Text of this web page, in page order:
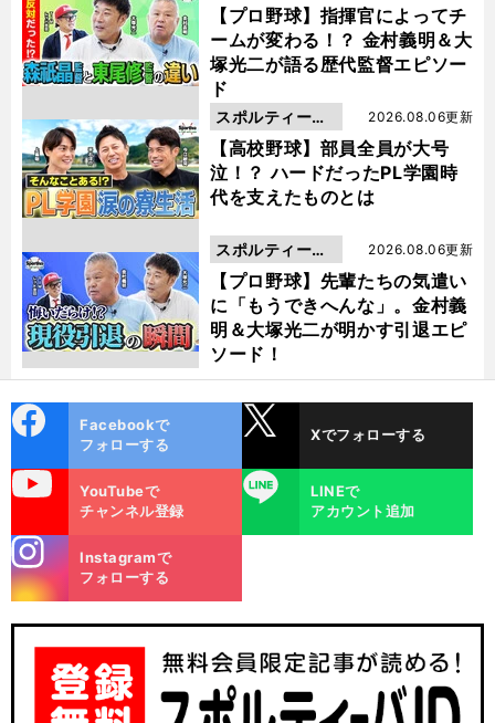
【プロ野球】指揮官によってチ
ームが変わる！？ 金村義明＆大
塚光二が語る歴代監督エピソー
ド
動画
【高校野球】部員全員が大号
泣！？ ハードだったPL学園時
代を支えたものとは
2026.08.06更新
スポルティーバ
動画
【プロ野球】先輩たちの気遣い
に「もうできへんな」。金村義
明＆大塚光二が明かす引退エピ
ソード！
2026.08.06更新
スポルティーバ
動画
ok
Facebookで
フォローする
Xでフォローする
YouTubeで
チャンネル登録
LINE
LINEで
アカウント追加
m
Instagramで
フォローする